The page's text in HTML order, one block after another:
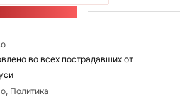
во всех пострадавших от
Политика